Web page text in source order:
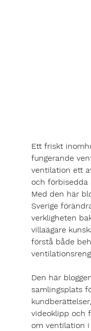
Ett friskt
fungerande
ventilation ett
och förbisedda
Med den här
Sverige
verkligheten
villaägare
förstå både
Den här
samlingsplats
videoklipp och
om ventilation i